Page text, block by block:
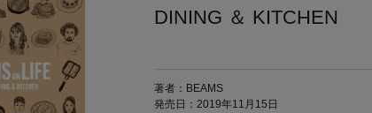
DINING ＆ KITCHEN
著者：BEAMS
発売日：2019年11月15日